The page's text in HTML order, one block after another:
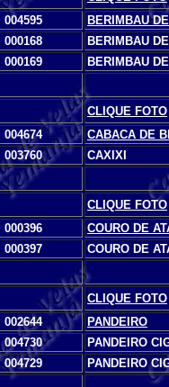
004595
BERIMBAU
000168
BERIMBAU
000169
BERIMBAU
CLIQUE FOTO
004674
CABACA DE
003760
CAXIXI
CLIQUE FOTO
000396
COURO DE
000397
COURO DE
CLIQUE FOTO
002644
PANDEIRO
004730
PANDEIRO
004729
PANDEIRO